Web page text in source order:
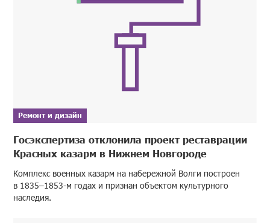
Ремонт и дизайн
Госэкспертиза отклонила проект реставрации
Красных казарм в Нижнем Новгороде
Комплекс военных казарм на набережной Волги построен
в 1835–1853-м годах и признан объектом культурного
наследия.